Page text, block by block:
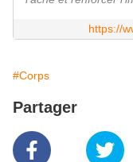
https://
#Corps
Partager